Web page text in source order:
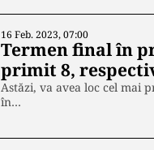
16 Feb. 2023, 07:00
Termen final în
primit 8,
Astăzi, va avea loc cel mai
în…